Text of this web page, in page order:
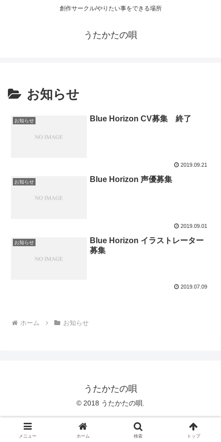
創作サークル/やりたい事をできる場所
うたかたの唄
お知らせ
お知らせ Blue Horizon CV募集 終了
2019.09.21
お知らせ Blue Horizon 声優募集
2019.09.01
お知らせ
Blue Horizon イラストレーター
募集
2019.07.09
ホーム お知らせ
うたかたの唄
© 2018 うたかたの唄.
メニュー ホーム 検索 トップ